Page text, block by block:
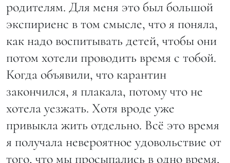
родителям. Для меня это был большой
экспириенс в том смысле, что я поняла,
как надо воспитывать детей, чтобы они
потом хотели проводить время с тобой.
Когда объявили, что карантин
закончился, я плакала, потому что не
хотела уезжать. Хотя вроде уже
привыкла жить отдельно. Всё это время
я получала невероятное удовольствие от
того, что мы просыпались в одно время,